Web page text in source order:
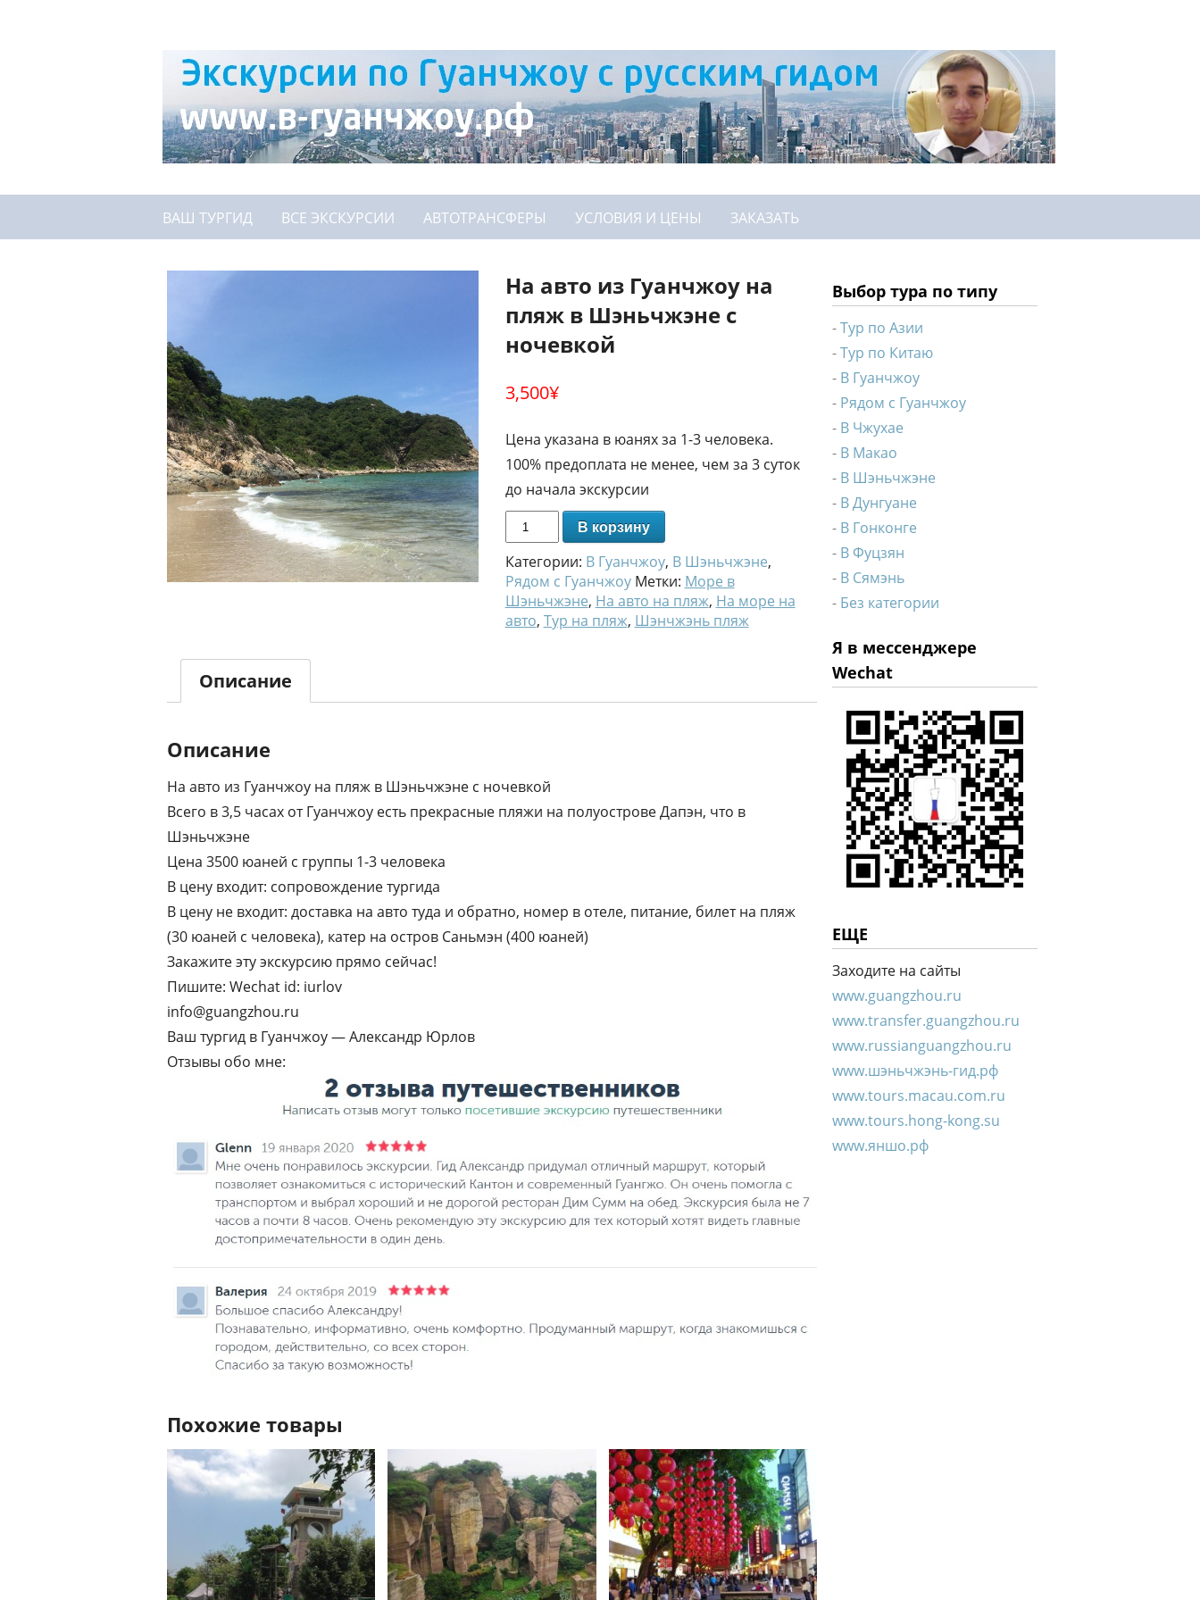
ВАШ ТУРГИД ВСЕ ЭКСКУРСИИ АВТОТРАНСФЕРЫ УСЛОВИЯ И ЦЕНЫ ЗАКАЗАТЬ
На авто из Гуанчжоу на
пляж в Шэньчжэне с
ночевкой
3,500¥
Цена указана в юанях за 1-3 человека.
100% предоплата не менее, чем за 3 суток
до начала экскурсии
В корзину
Категории: В Гуанчжоу, В Шэньчжэне,
Рядом с Гуанчжоу Метки: Море в
Шэньчжэне, На авто на пляж, На море на
авто, Тур на пляж, Шэнчжэнь пляж
Описание
Описание
На авто из Гуанчжоу на пляж в Шэньчжэне с ночевкой
Всего в 3,5 часах от Гуанчжоу есть прекрасные пляжи на полуострове Дапэн, что в
Шэньчжэне
Цена 3500 юаней с группы 1-3 человека
В цену входит: сопровождение тургида
В цену не входит: доставка на авто туда и обратно, номер в отеле, питание, билет на пляж
(30 юаней с человека), катер на остров Саньмэн (400 юаней)
Закажите эту экскурсию прямо сейчас!
Пишите: Wechat id: iurlov
info@guangzhou.ru
Ваш тургид в Гуанчжоу — Александр Юрлов
Отзывы обо мне:
Похожие товары
Выбор тура по типу
Тур по Азии
Тур по Китаю
В Гуанчжоу
Рядом с Гуанчжоу
В Чжухае
В Макао
В Шэньчжэне
В Дунгуане
В Гонконге
В Фуцзян
В Сямэнь
Без категории
Я в мессенджере
Wechat
ЕЩЕ
Заходите на сайты
www.guangzhou.ru
www.transfer.guangzhou.ru
www.russianguangzhou.ru
www.шэньчжэнь-гид.рф
www.tours.macau.com.ru
www.tours.hong-kong.su
www.яншо.рф